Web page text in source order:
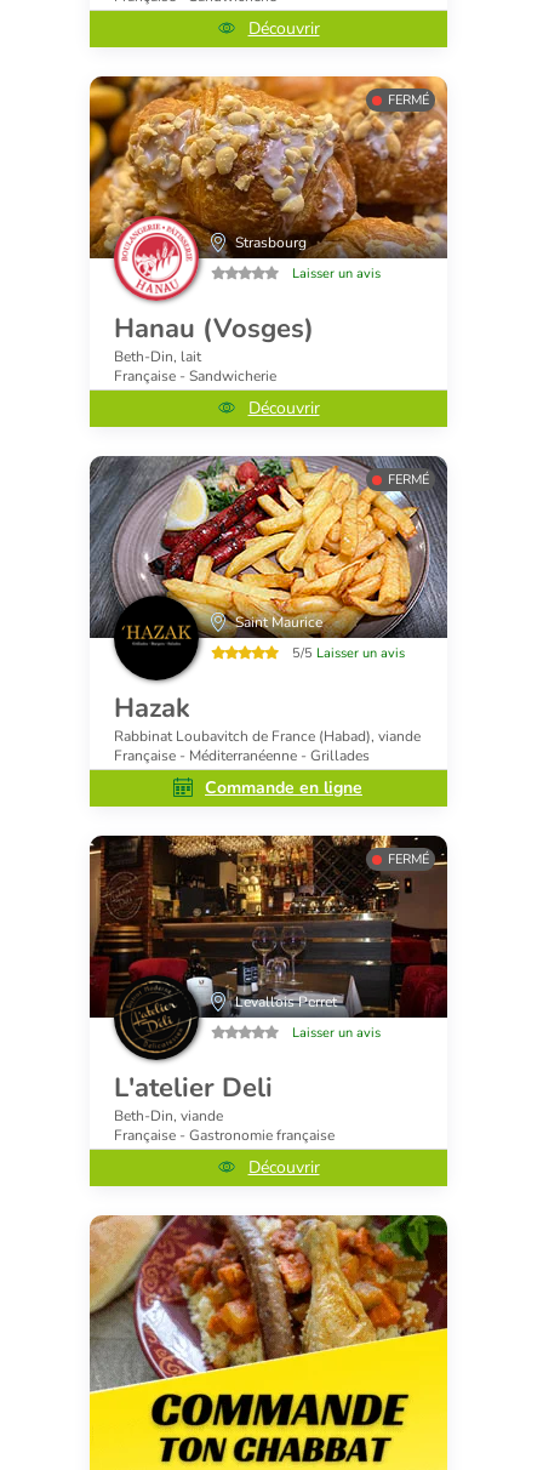
Découvrir
FERMÉ
Strasbourg
Laisser un avis
Hanau (Vosges)
Beth-Din, lait
Française - Sandwicherie
Découvrir
FERMÉ
Saint Maurice
5/5 Laisser un avis
Hazak
Rabbinat Loubavitch de France (Habad), viande
Française - Méditerranéenne - Grillades
Commande en ligne
FERMÉ
Levallois Perret
Laisser un avis
L'atelier Deli
Beth-Din, viande
Française - Gastronomie française
Découvrir